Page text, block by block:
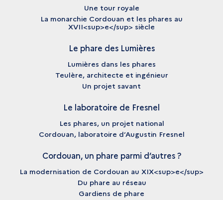
Une tour royale
La monarchie Cordouan et les phares au
XVII<sup>e</sup> siècle
Le phare des Lumières
Lumières dans les phares
Teulère, architecte et ingénieur
Un projet savant
Le laboratoire de Fresnel
Les phares, un projet national
Cordouan, laboratoire d’Augustin Fresnel
Cordouan, un phare parmi d’autres ?
La modernisation de Cordouan au XIX<sup>e</sup>
Du phare au réseau
Gardiens de phare